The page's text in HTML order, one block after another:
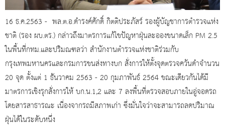
16 ธ.ค.2563 - พล.ต.อ.ดำรงค์ศักดิ์ กิตติประภัสร์ รองผู้บัญชาการตำรวจแห่ง
ชาติ (รอง ผบ.ตร.) กล่าวถึงมาตรการแก้ไขปัญหาฝุ่นละอองขนาดเล็ก PM 2.5
ในพื้นที่กทม.และปริมณฑลว่า สำนักงานตำรวจแห่งชาติร่วมกับ
กรุงเทพมหานครและกรมการขนส่งทางบก สั่งการให้ตั้งจุดตรวจควันดำจำนวน
20 จุด ตั้งแต่ 1 ธันวาคม 2563 - 20 กุมภาพันธ์ 2564 ขณะเดียวกันได้มี
มาตรการเชิงรุกสั่งการให้ บก.น.1,2 และ 7 ลงพื้นที่ตรวจสอบภายในอู่จอดรถ
โดยสารสาธารณะ เนื่องจากรถมีสภาพเก่า ซึ่งมั่นใจว่าจะสามารถลดปริมาณ
ฝุ่นได้ในระดับหนึ่ง